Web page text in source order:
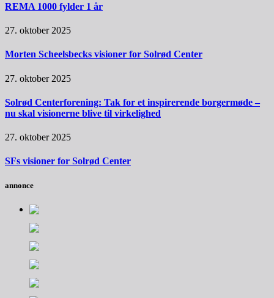
REMA 1000 fylder 1 år
27. oktober 2025
Morten Scheelsbecks visioner for Solrød Center
27. oktober 2025
Solrød Centerforening: Tak for et inspirerende borgermøde –
nu skal visionerne blive til virkelighed
27. oktober 2025
SFs visioner for Solrød Center
annonce